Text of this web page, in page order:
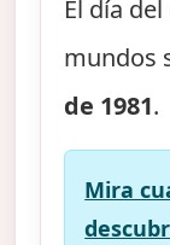
El día
mundos
de 1981.
Mira